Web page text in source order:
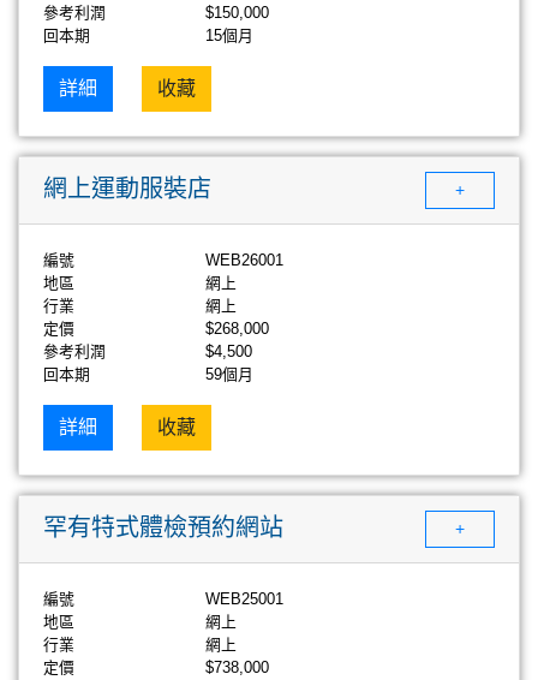
參考利潤
$150,000
回本期
15個月
詳細 收藏
網上運動服裝店 +
編號
WEB26001
地區
網上
行業
網上
定價
$268,000
參考利潤
$4,500
回本期
59個月
詳細 收藏
罕有特式體檢預約網站 +
編號
WEB25001
地區
網上
行業
網上
定價
$738,000